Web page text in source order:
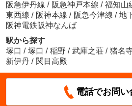
阪急伊丹線 / 阪急神戸本線 / 福知山
東西線 / 阪神本線 / 阪急今津線 / 地
阪神電鉄阪神なんば
駅から探す
塚口 / 塚口 / 稲野 / 武庫之荘 / 猪名
新伊丹 / 関目高殿
電話でお問い